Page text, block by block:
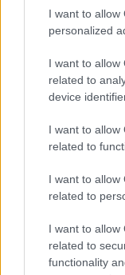
I want to allow
personalized
I want to allow
related to
device
I want to allow
related to
I want to allow
related to
I want to allow
related to
functionality
ALTRI ANIMALI
Palazzina
operazioni di